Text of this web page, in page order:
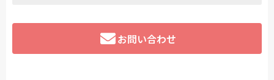
お問い合わせ